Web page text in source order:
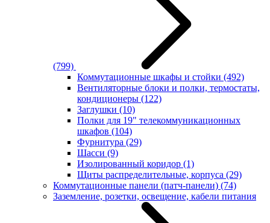
(799)
Коммутационные шкафы и стойки (492)
Вентиляторные блоки и полки, термостаты,
кондиционеры (122)
Заглушки (10)
Полки для 19" телекоммуникационных
шкафов (104)
Фурнитура (29)
Шасси (9)
Изолированный коридор (1)
Щиты распределительные, корпуса (29)
Коммутационные панели (патч-панели) (74)
Заземление, розетки, освещение, кабели питания